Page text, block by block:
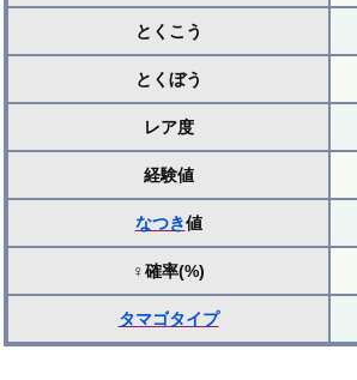
とくこう
とくぼう
レア度
経験値
なつき値
♀確率(%)
タマゴタイプ